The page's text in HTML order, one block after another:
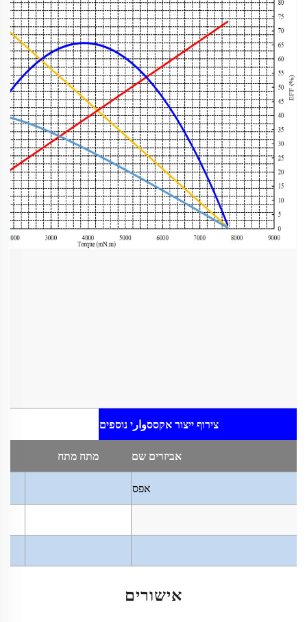
צירוף ייצור אקססوارי נוספים
אביזרים שם מתחמתח
אפס
אישורים